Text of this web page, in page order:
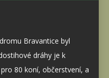
Bravantice byl
dráhy je k
80 koní, občerstvení, a